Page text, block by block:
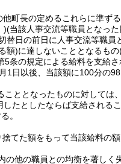
町長の定めるこれらに準ず
)(当該人事交流等職員となった
替日の前日に人事交流等職員
額)に達しないこととなるもの
条の規定による給料を支給
1日以後、当該額に100分の
こととなったものに対しては
したとしたならば支給される
。
てた額をもって当該給料の額
の他の職員との均衡を著しく